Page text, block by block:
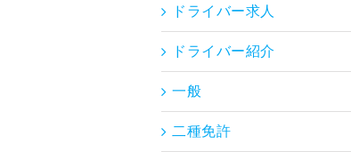
ドライバー求人
ドライバー紹介
一般
二種免許